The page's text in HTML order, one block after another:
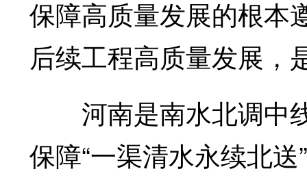
保障高质量发展的根本
后续工程高质量发展，
河南是南水北调中
保障“一渠清水永续北